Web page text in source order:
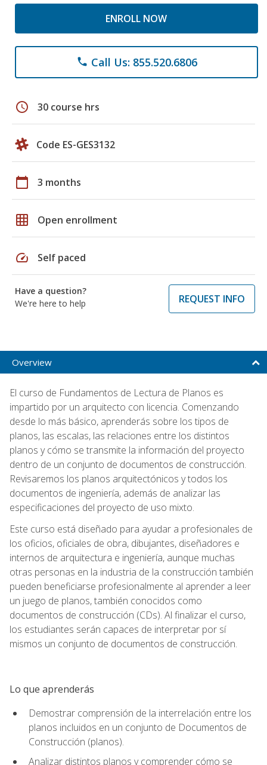
ENROLL NOW
phone Call Us: 855.520.6806
schedule 30 course hrs
Code ES-GES3132
calendar_today 3 months
grid_on Open enrollment
speed Self paced
Have a question?
We're here to help
REQUEST INFO
Overview
El curso de Fundamentos de Lectura de Planos es
impartido por un arquitecto con licencia. Comenzando
desde lo más básico, aprenderás sobre los tipos de
planos, las escalas, las relaciones entre los distintos
planos y cómo se transmite la información del proyecto
dentro de un conjunto de documentos de construcción.
Revisaremos los planos arquitectónicos y todos los
documentos de ingeniería, además de analizar las
especificaciones del proyecto de uso mixto.
Este curso está diseñado para ayudar a profesionales de
los oficios, oficiales de obra, dibujantes, diseñadores e
internos de arquitectura e ingeniería, aunque muchas
otras personas en la industria de la construcción también
pueden beneficiarse profesionalmente al aprender a leer
un juego de planos, también conocidos como
documentos de construcción (CDs). Al finalizar el curso,
los estudiantes serán capaces de interpretar por sí
mismos un conjunto de documentos de construcción.
Lo que aprenderás
Demostrar comprensión de la interrelación entre los
planos incluidos en un conjunto de Documentos de
Construcción (planos).
Analizar distintos planos y comprender cómo se